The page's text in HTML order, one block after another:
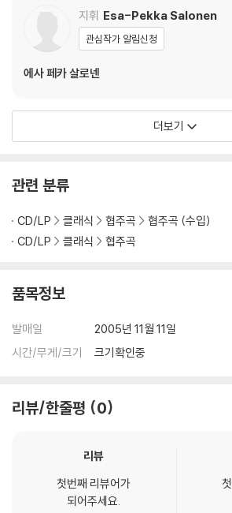
s)
지휘 Esa-Pekka Salonen
관심작가 알림신청
에사 페카 살로넨
더보기
관련 분류
CD/LP 클래식 협주곡
협주곡 (수입)
CD/LP
클래식 협주곡
품목정보
발매일
2005년 11월 11일
시간/무게/크기
크기확인중
리뷰/한줄평 0
리뷰
첫번째 리뷰어가
되어주세요.